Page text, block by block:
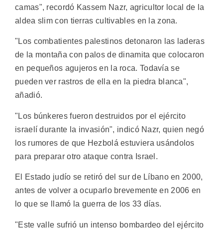
camas", recordó Kassem Nazr, agricultor local de la
aldea slim con tierras cultivables en la zona.
"Los combatientes palestinos detonaron las laderas
de la montaña con palos de dinamita que colocaron
en pequeños agujeros en la roca. Todavía se
pueden ver rastros de ella en la piedra blanca",
añadió.
"Los búnkeres fueron destruidos por el ejército
israelí durante la invasión", indicó Nazr, quien negó
los rumores de que Hezbolá estuviera usándolos
para preparar otro ataque contra Israel.
El Estado judío se retiró del sur de Líbano en 2000,
antes de volver a ocuparlo brevemente en 2006 en
lo que se llamó la guerra de los 33 días.
"Este valle sufrió un intenso bombardeo del ejército